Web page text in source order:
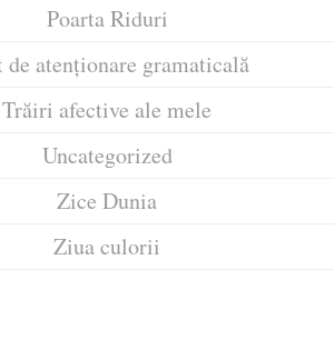
Poarta Riduri
de atenționare gramaticală
Trăiri afective ale mele
Uncategorized
Zice Dunia
Ziua culorii